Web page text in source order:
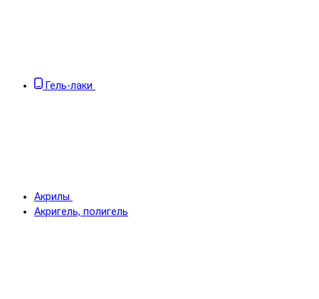
Гель-лаки
Акрилы
Акригель, полигель